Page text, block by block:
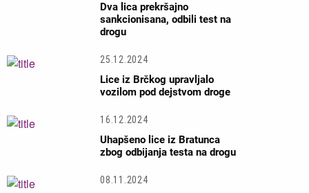
Dva lica prekršajno
sankcionisana, odbili test na
drogu
25.12.2024
Lice iz Brčkog upravljalo
vozilom pod dejstvom droge
16.12.2024
Uhapšeno lice iz Bratunca
zbog odbijanja testa na drogu
08.11.2024